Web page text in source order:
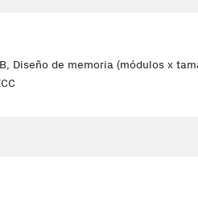
de memoria (módulos x